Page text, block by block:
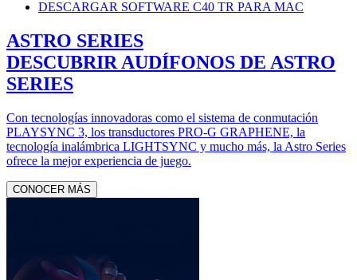
DESCARGAR SOFTWARE C40 TR PARA MAC
ASTRO SERIES
DESCUBRIR AUDÍFONOS DE ASTRO
SERIES
Con tecnologías innovadoras como el sistema de conmutación
PLAYSYNC 3, los transductores PRO-G GRAPHENE, la
tecnología inalámbrica LIGHTSYNC y mucho más, la Astro Series
ofrece la mejor experiencia de juego.
CONOCER MÁS